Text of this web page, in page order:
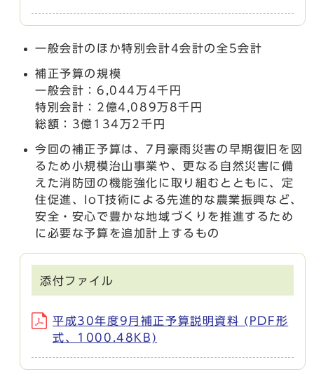
一般会計のほか特別会計4会計の全5会計
補正予算の規模
一般会計：6,044万4千円
特別会計：2億4,089万8千円
総額：3億134万2千円
今回の補正予算は、7月豪雨災害の早期復旧を図
るため小規模治山事業や、更なる自然災害に備
えた消防団の機能強化に取り組むとともに、定
住促進、IoT技術による先進的な農業振興など、
安全・安心で豊かな地域づくりを推進するため
に必要な予算を追加計上するもの
添付ファイル
平成30年度9月補正予算説明資料 (PDF形
式、1000.48KB)